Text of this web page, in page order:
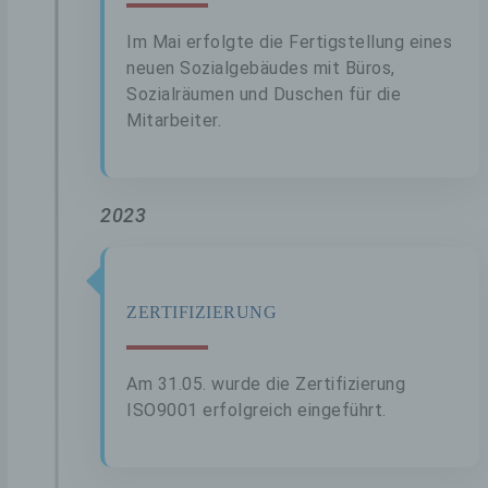
Im Mai erfolgte die Fertigstellung eines
neuen Sozialgebäudes mit Büros,
Sozialräumen und Duschen für die
Mitarbeiter.
2023
ZERTIFIZIERUNG
Am 31.05. wurde die Zertifizierung
ISO9001 erfolgreich eingeführt.
gespeichert.
KONTAKTMÖGLICHKEIT ÜBER DIE
gesetzlichen Vorschriften Angaben, die eine
unserem Unternehmen sowie eine unmittelbare
ebenfalls eine allgemeine Adresse der
sogenannten elektronischen Post (E-Mail-
Adresse) umfasst. Sofern eine betroffene
Person per E-Mail oder über ein
Verarbeitung Verantwortlichen aufnimmt,
werden die von der betroffenen Person
übermittelten personenbezogenen Daten
automatisch gespeichert. Solche auf freiwilliger
personenbezogenen Daten werden für Zwecke